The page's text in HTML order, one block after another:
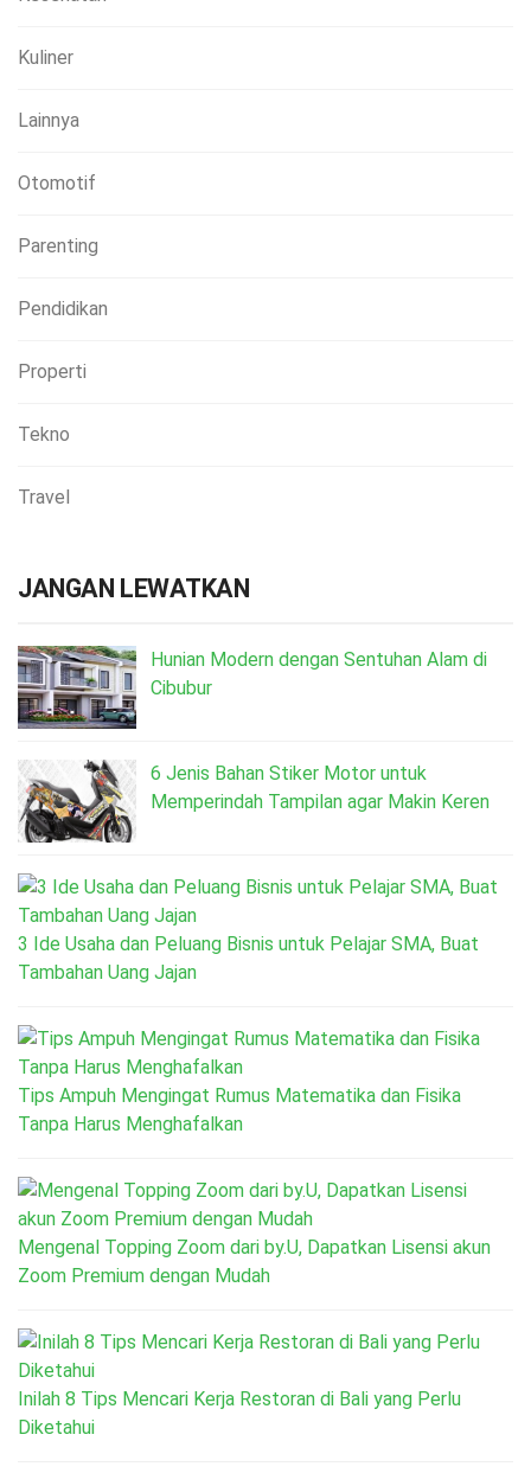
Kuliner
Lainnya
Otomotif
Parenting
Pendidikan
Properti
Tekno
Travel
JANGAN LEWATKAN
Hunian Modern dengan Sentuhan Alam di
Cibubur
6 Jenis Bahan Stiker Motor untuk
Memperindah Tampilan agar Makin Keren
3 Ide Usaha dan Peluang Bisnis untuk Pelajar SMA, Buat
Tambahan Uang Jajan
Tips Ampuh Mengingat Rumus Matematika dan Fisika
Tanpa Harus Menghafalkan
Mengenal Topping Zoom dari by.U, Dapatkan Lisensi akun
Zoom Premium dengan Mudah
Inilah 8 Tips Mencari Kerja Restoran di Bali yang Perlu
Diketahui